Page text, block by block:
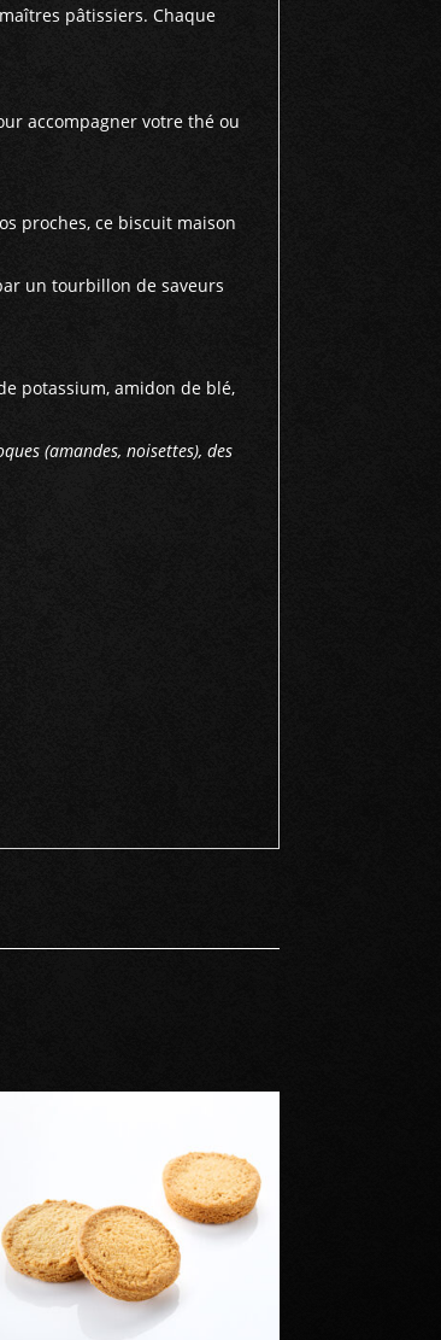
pâtissiers. Chaque
accompagner votre thé ou
proches, ce biscuit maison
un tourbillon de saveurs
potassium, amidon de blé,
(amandes, noisettes), des